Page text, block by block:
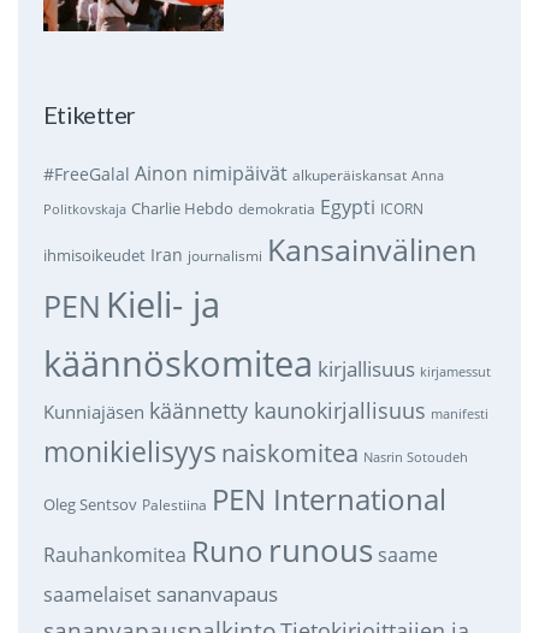
Etiketter
#FreeGalal Ainon nimipäivät alkuperäiskansat Anna
Politkovskaja Charlie Hebdo demokratia Egypti ICORN
ihmisoikeudet Iran journalismi Kansainvälinen
PEN Kieli- ja
käännöskomitea kirjallisuus kirjamessut
Kunniajäsen käännetty kaunokirjallisuus manifesti
monikielisyys naiskomitea Nasrin Sotoudeh
Oleg Sentsov Palestiina PEN International
Rauhankomitea Runo runous saame
saamelaiset sananvapaus